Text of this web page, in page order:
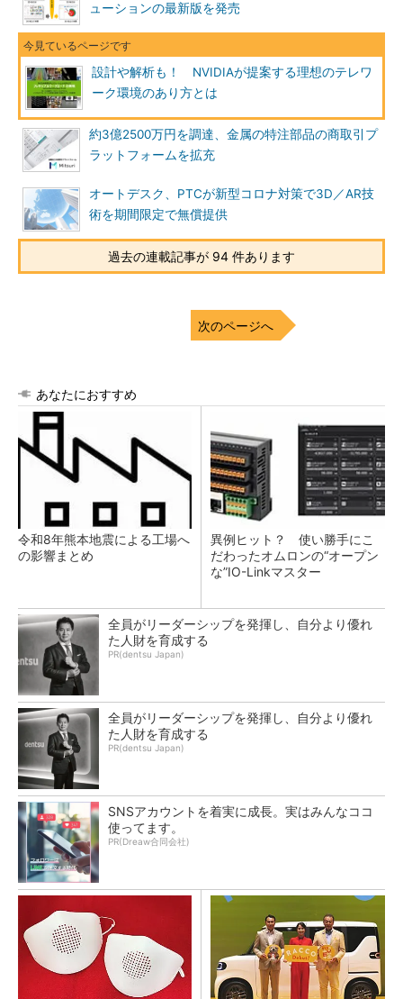
ューションの最新版を発売
設計や解析も！ NVIDIAが提案する理想のテレワ
ーク環境のあり方とは
約3億2500万円を調達、金属の特注部品の商取引プ
ラットフォームを拡充
オートデスク、PTCが新型コロナ対策で3D／AR技
術を期間限定で無償提供
過去の連載記事が 94 件あります
次のページへ
あなたにおすすめ
令和8年熊本地震による工場へ
の影響まとめ
異例ヒット？ 使い勝手にこ
だわったオムロンの“オープン
な”IO-Linkマスター
全員がリーダーシップを発揮し、自分より優れ
た人財を育成する
PR(dentsu Japan)
全員がリーダーシップを発揮し、自分より優れ
た人財を育成する
PR(dentsu Japan)
SNSアカウントを着実に成長。実はみんなココ
使ってます。
PR(Dreaw合同会社)